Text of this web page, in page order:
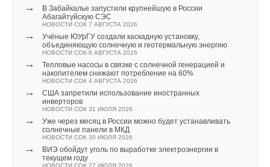
→
В Забайкалье запустили крупнейшую в России
Абагайтуйскую СЭС
НОВОСТИ СОК 7 АВГУСТА 2026
→
Учёные ЮУрГУ создали каскадную установку,
объединяющую солнечную и геотермальную энергию
НОВОСТИ СОК 6 АВГУСТА 2026
→
Тепловые насосы в связке с солнечной генерацией и
накопителем снижают потребление на 60%
НОВОСТИ СОК 4 АВГУСТА 2026
→
США запретили использование иностранных
инверторов
НОВОСТИ СОК 31 ИЮЛЯ 2026
→
Уже через месяц в России можно будет устанавливать
солнечные панели в МКД
НОВОСТИ СОК 30 ИЮЛЯ 2026
→
ВИЭ обойдут уголь по выработке электроэнергии в
текущем году
НОВОСТИ СОК 27 ИЮЛЯ 2026
Добавить комментарий
Ваше имя *
Ваш E-mail *
Текст комментария
неисправных устройств из общего распределения.
В течение двух дней станция строго соблюдала сетевые
лимиты и автоматически подстраивалась под динамику цен:
в часы низких тарифов мощность возрастала, при
подорожании снижалась. Был также отмечен интересный
компромисс между двумя уровнями управления: нижний
уровень всегда поддерживает минимальную мощность (2,1
киловатта на фазу), чтобы не допустить отключения
автомобиля, даже если верхний уровень в данный момент
ограничивает общую нагрузку. Это может вызывать